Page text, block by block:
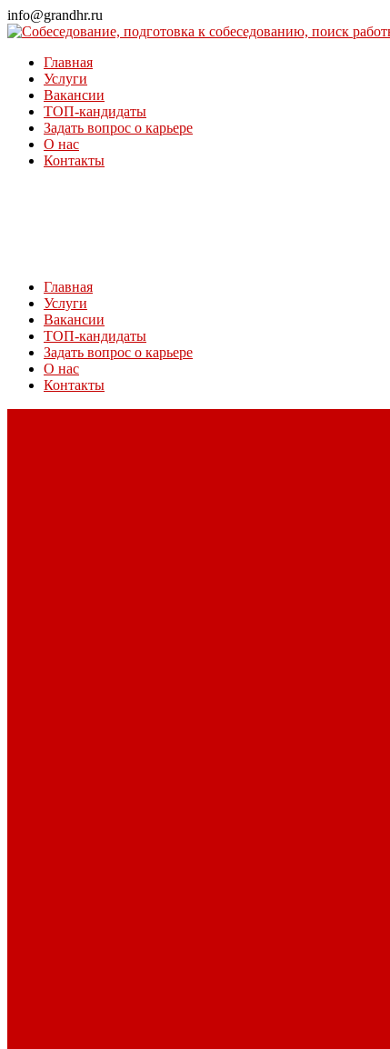
Перейти
к
info@grandhr.ru
Главная
Услуги
Вакансии
ТОП-кандидаты
Задать вопрос о карьере
О нас
Контакты
Главная
Услуги
Вакансии
ТОП-кандидаты
Задать вопрос о карьере
О нас
Контакты